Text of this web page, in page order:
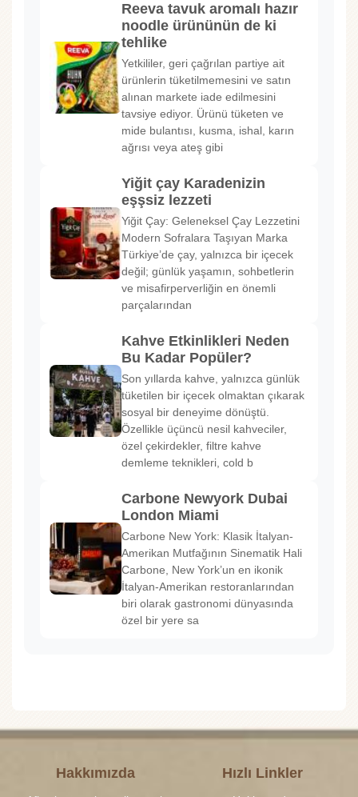
Reeva tavuk aromalı hazır
noodle ürününün de ki
tehlike
Yetkililer, geri çağrılan partiye ait
ürünlerin tüketilmemesini ve satın
alınan markete iade edilmesini
tavsiye ediyor. Ürünü tüketen ve
mide bulantısı, kusma, ishal, karın
ağrısı veya ateş gibi
Yiğit çay Karadenizin
eşşsiz lezzeti
Yiğit Çay: Geleneksel Çay Lezzetini
Modern Sofralara Taşıyan Marka
Türkiye’de çay, yalnızca bir içecek
değil; günlük yaşamın, sohbetlerin
ve misafirperverliğin en önemli
parçalarından
Kahve Etkinlikleri Neden
Bu Kadar Popüler?
Son yıllarda kahve, yalnızca günlük
tüketilen bir içecek olmaktan çıkarak
sosyal bir deneyime dönüştü.
Özellikle üçüncü nesil kahveciler,
özel çekirdekler, filtre kahve
demleme teknikleri, cold b
Carbone Newyork Dubai
London Miami
Carbone New York: Klasik İtalyan-
Amerikan Mutfağının Sinematik Hali
Carbone, New York’un en ikonik
İtalyan-Amerikan restoranlarından
biri olarak gastronomi dünyasında
özel bir yere sa
Hakkımızda Hızlı Linkler